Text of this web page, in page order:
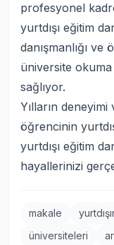
profesyonel
yurtdışı eğitim
danışmanlığı ve
üniversite okuma
sağlıyor.
Yılların
öğrencinin
yurtdışı eğitim
hayallerinizi
makale
üniversiteleri